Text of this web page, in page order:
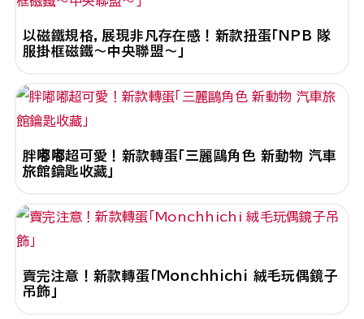
以磁鐵規格，展現非凡存在感！新款扭蛋「NPB 隊
服掛框磁鐵～中央聯盟～」
胖嘟嘟超可愛！新款轉蛋「三麗鷗角色 新動物 汽車
旅館鑰匙收藏」
賣完注意！新款轉蛋「Monchhichi 絨毛玩偶鏡子
吊飾」